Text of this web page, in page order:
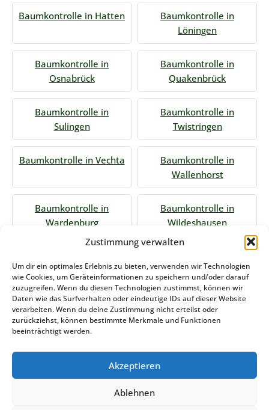
Zustimmung verwalten
Um dir ein optimales Erlebnis zu bieten, verwenden wir Technologien
wie Cookies, um Geräteinformationen zu speichern und/oder darauf
zuzugreifen. Wenn du diesen Technologien zustimmst, können wir
Daten wie das Surfverhalten oder eindeutige IDs auf dieser Website
verarbeiten. Wenn du deine Zustimmung nicht erteilst oder
zurückziehst, können bestimmte Merkmale und Funktionen
beeinträchtigt werden.
Akzeptieren
Ablehnen
Baumkontrolle in Hatten
Baumkontrolle in
Löningen
Baumkontrolle in
Osnabrück
Baumkontrolle in
Quakenbrück
Baumkontrolle in
Sulingen
Baumkontrolle in
Twistringen
Baumkontrolle in Vechta
Baumkontrolle in
Wallenhorst
Baumkontrolle in
Wardenburg
Baumkontrolle in
Wildeshausen
Jetzt Anfrage stellen
Zum Formular
Das könnte Sie auch interessieren
Winterdienst Rheinland-Pfalz